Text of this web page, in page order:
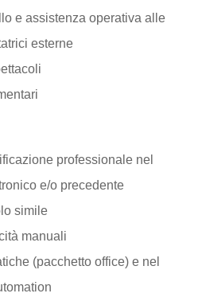
e assistenza operativa alle
esterne
professionale nel
e/o precedente
simile
manuali
(pacchetto office) e nel